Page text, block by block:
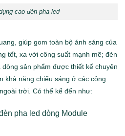
cao đèn pha led
giúp gom toàn bộ ánh sáng của
tốt, xa với công suất mạnh mẽ; đèn
dòng sản phẩm được thiết kế chuyên
khả năng chiếu sáng ở các công
trời. Có thể kể đến như:
pha led dòng Module